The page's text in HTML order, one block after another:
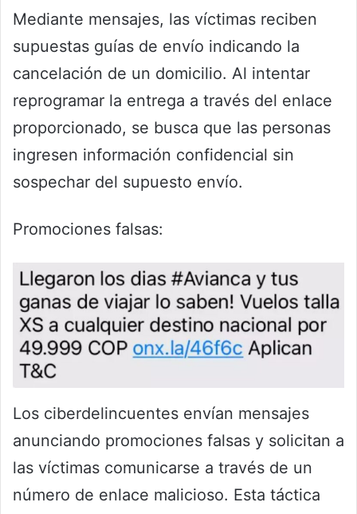
Mediante mensajes, las víctimas reciben
supuestas guías de envío indicando la
cancelación de un domicilio. Al intentar
reprogramar la entrega a través del enlace
proporcionado, se busca que las personas
ingresen información confidencial sin
sospechar del supuesto envío.
Promociones falsas:
Los ciberdelincuentes envían mensajes
anunciando promociones falsas y solicitan a
las víctimas comunicarse a través de un
número de enlace malicioso. Esta táctica